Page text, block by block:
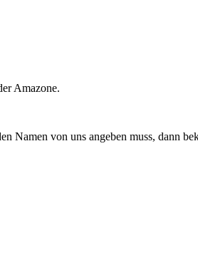
Amazone.
Namen von uns angeben muss, dann